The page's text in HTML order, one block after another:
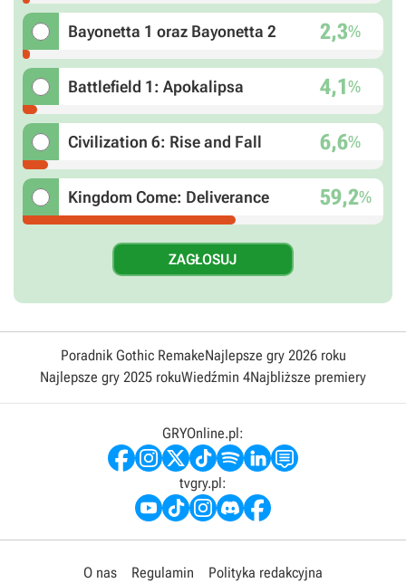
Bayonetta 1 oraz Bayonetta 2 2,3%
Battlefield 1: Apokalipsa 4,1%
Civilization 6: Rise and Fall 6,6%
Kingdom Come: Deliverance 59,2%
Poradnik Gothic RemakeNajlepsze gry 2026 roku
Najlepsze gry 2025 rokuWiedźmin 4Najbliższe premiery
GRYOnline.pl:
tvgry.pl:
O nas Regulamin Polityka redakcyjna